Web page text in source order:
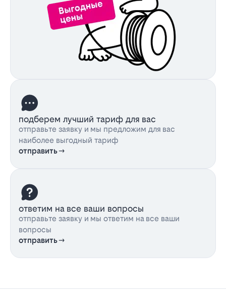
подберем лучший тариф для вас
отправьте заявку и мы предложим для вас
наиболее выгодный тариф
отправить
ответим на все ваши вопросы
отправьте заявку и мы ответим на все ваши
вопросы
отправить